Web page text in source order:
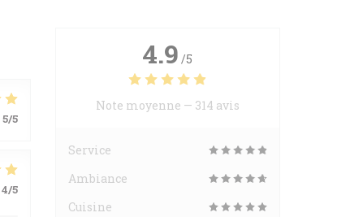
5/5
4/5
4.9 /5
Note moyenne — 314 avis
Service
Ambiance
Cuisine